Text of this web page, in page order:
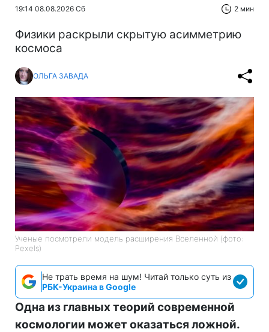
19:14 08.08.2026 Сб 2 мин
Физики раскрыли скрытую асимметрию
космоса
ОЛЬГА ЗАВАДА
Ученые посмотрели модель расширения Вселенной (фото:
Pexels)
Не трать время на шум! Читай только суть из
РБК-Украина в Google
Одна из главных теорий современной
космологии может оказаться ложной.